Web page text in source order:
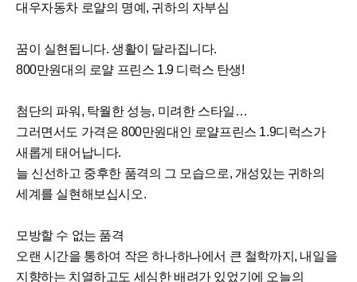
대우자동차 로얄의 명예, 귀하의 자부심
꿈이 실현됩니다. 생활이 달라집니다.
800만원대의 로얄 프린스 1.9 디럭스 탄생!
첨단의 파워, 탁월한 성능, 미려한 스타일…
그러면서도 가격은 800만원대인 로얄프린스 1.9디럭스가
새롭게 태어납니다.
늘 신선하고 중후한 품격의 그 모습으로, 개성있는 귀하의
세계를 실현해보십시오.
모방할 수 없는 품격
오랜 시간을 통하여 작은 하나하나에서 큰 철학까지, 내일을
지향하는 치열하고도 세심한 배려가 있었기에 오늘의